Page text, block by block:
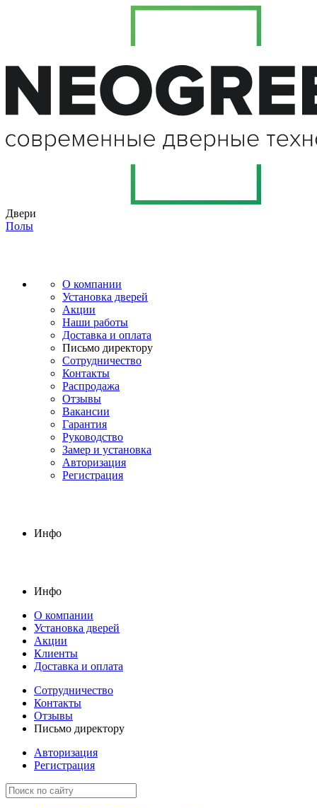
Двери
Полы
О компании
Установка дверей
Акции
Наши работы
Доставка и оплата
Письмо директору
Сотрудничество
Контакты
Распродажа
Отзывы
Вакансии
Гарантия
Руководство
Замер и установка
Авторизация
Регистрация
Инфо
Инфо
О компании
Установка дверей
Акции
Клиенты
Доставка и оплата
Сотрудничество
Контакты
Отзывы
Письмо директору
Авторизация
Регистрация